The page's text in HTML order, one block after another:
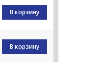
В корзину
В корзину